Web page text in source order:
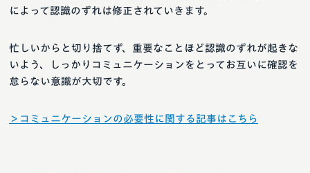
によって認識のずれは修正されていきます。
忙しいからと切り捨てず、重要なことほど認識のずれが起きな
いよう、しっかりコミュニケーションをとってお互いに確認を
怠らない意識が大切です。
＞コミュニケーションの必要性に関する記事はこちら